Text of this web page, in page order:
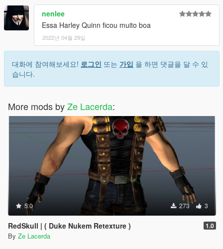
nenlee
Essa Harley Quinn ficou muito boa
2022년 04월 29일
대화에 참여해보세요! 로그인 또는 가입 을 하면 댓글을 달 수 있
습니다.
More mods byZe Lacerda:
5.0 273 3
RedSkull | ( Duke Nukem Retexture ) 1.0
By Ze Lacerda